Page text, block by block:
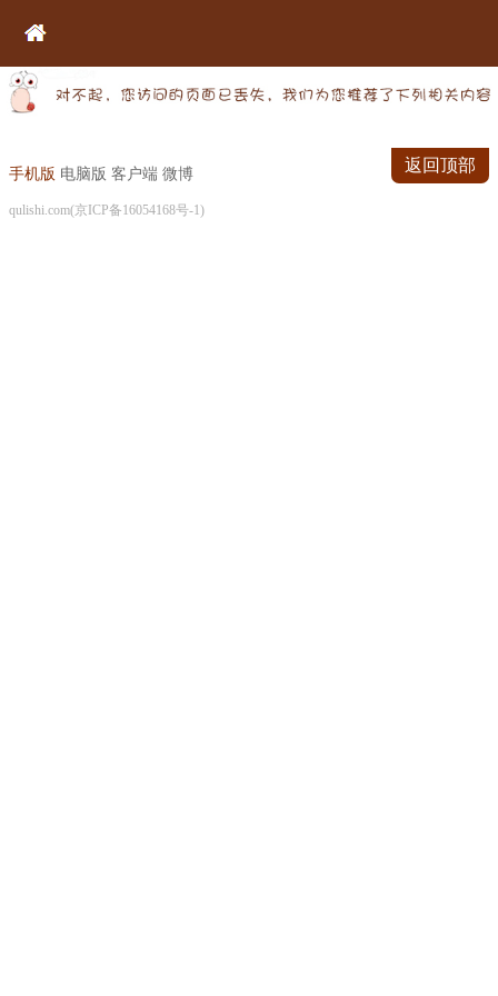
手机版 电脑版 客户端 微博
qulishi.com(京ICP备16054168号-1)
返回顶部